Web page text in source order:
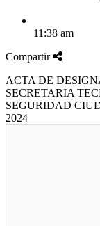
11:38 am
Compartir
ACTA DE
SECRETARIA
SEGURIDAD
2024